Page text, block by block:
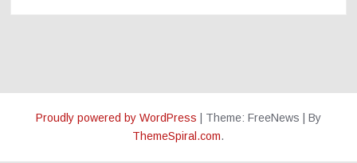
Proudly powered by WordPress Theme: FreeNews
By
ThemeSpiral.com.